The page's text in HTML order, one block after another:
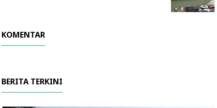
KOMENTAR
BERITA TERKINI